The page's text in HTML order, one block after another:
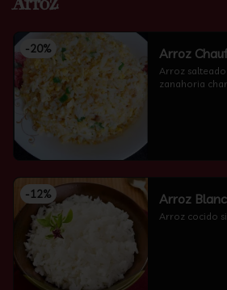
-20% Arroz
Arroz
zanahoria
-12% Arroz
Arroz cocido